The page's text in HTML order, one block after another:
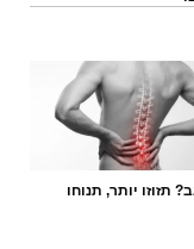
תזוזו יותר, תנוחו